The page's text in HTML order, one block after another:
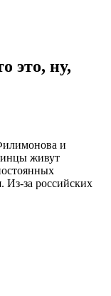
это, ну,
и
живут
Из-за российских